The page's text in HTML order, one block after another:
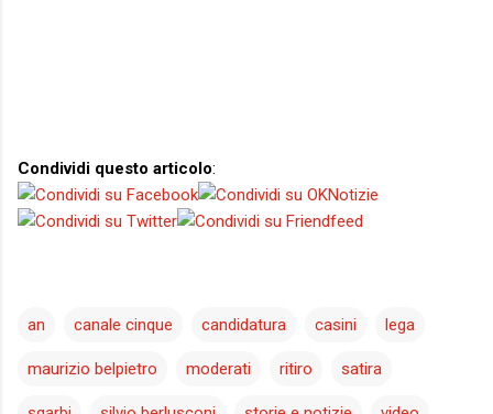
Condividi questo articolo:
an canale cinque candidatura casini lega
maurizio belpietro moderati ritiro satira